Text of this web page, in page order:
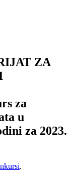
ZA
za
u
za 2023.
.